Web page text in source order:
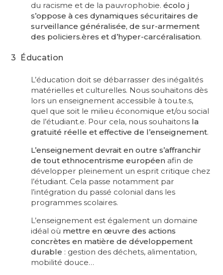
du racisme et de la pauvrophobie.écolo j
s’oppose à ces dynamiques sécuritaires de
surveillance généralisée, de sur-armement
des policiers.ères et d’hyper-carcéralisation.
3 Éducation
L’éducation doit se débarrasser des inégalités
matérielles et culturelles. Nous souhaitons dès
lors un enseignement accessible à tou.te.s,
quel que soit le milieu économique et/ou social
de l’étudiant.e. Pour cela, nous souhaitons la
gratuité réelle et effective de l’enseignement.
L’enseignement devrait en outre s’affranchir
de tout ethnocentrisme européen afin de
développer pleinement un esprit critique chez
l’étudiant. Cela passe notamment par
l’intégration du passé colonial dans les
programmes scolaires.
L’enseignement est également un domaine
idéal où mettre en œuvre des actions
concrètes en matière de développement
durable : gestion des déchets, alimentation,
mobilité douce…